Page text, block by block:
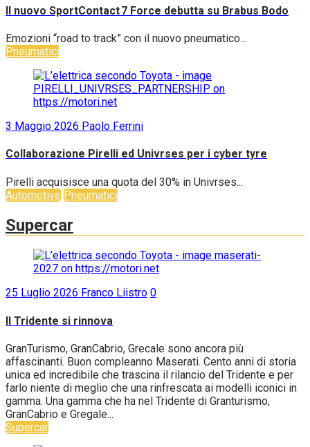
Il nuovo SportContact 7 Force debutta su Brabus Bodo
Emozioni “road to track” con il nuovo pneumatico...
Pneumatici
3 Maggio 2026 Paolo Ferrini
Collaborazione Pirelli ed Univrses per i cyber tyre
Pirelli acquisisce una quota del 30% in Univrses...
Automotive Pneumatici
Supercar
25 Luglio 2026 Franco Liistro 0
Il Tridente si rinnova
GranTurismo, GranCabrio, Grecale sono ancora più
affascinanti. Buon compleanno Maserati. Cento anni di storia
unica ed incredibile che trascina il rilancio del Tridente e per
farlo niente di meglio che una rinfrescata ai modelli iconici in
gamma. Una gamma che ha nel Tridente di Granturismo,
GranCabrio e Gregale...
Supercar